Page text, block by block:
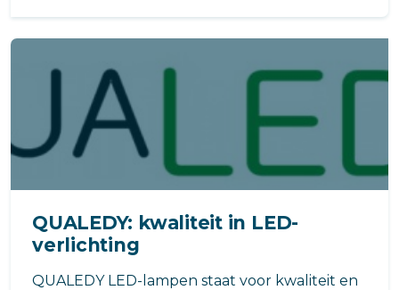
QUALEDY: kwaliteit in LED-
verlichting
QUALEDY LED-lampen staat voor kwaliteit en